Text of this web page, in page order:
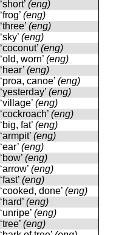
‘short’ (eng)
‘frog’ (eng)
‘three’ (eng)
‘sky’ (eng)
‘coconut’ (eng)
‘old, worn’ (eng)
‘hear’ (eng)
‘proa, canoe’ (eng)
‘yesterday’ (eng)
‘village’ (eng)
‘cockroach’ (eng)
‘big, fat’ (eng)
‘armpit’ (eng)
‘ear’ (eng)
‘bow’ (eng)
‘arrow’ (eng)
‘fast’ (eng)
‘cooked, done’ (eng)
‘hard’ (eng)
‘unripe’ (eng)
‘tree’ (eng)